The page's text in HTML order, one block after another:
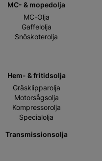
MC- & mopedolja
MC-Olja
Gaffelolja
Snöskoterolja
Hem- & fritidsolja
Gräsklipparolja
Motorsågsolja
Kompressorolja
Specialolja
Transmissionsolja